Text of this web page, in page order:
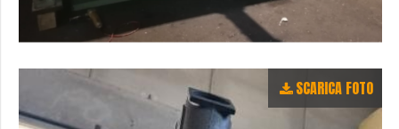
SCARICA FOTO